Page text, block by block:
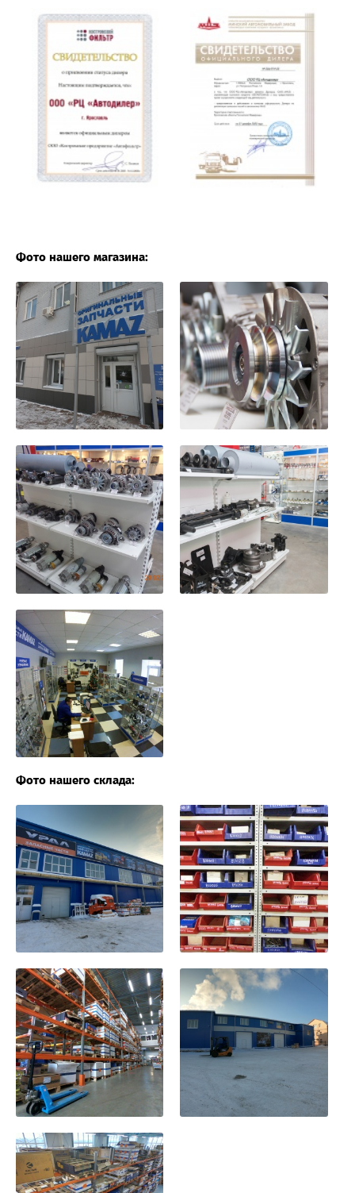
Фото нашего магазина:
Фото нашего склада: